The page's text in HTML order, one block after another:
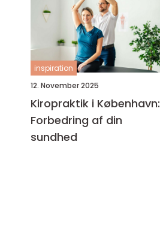
inspiration
12. November 2025
Kiropraktik i København:
Forbedring af din
sundhed